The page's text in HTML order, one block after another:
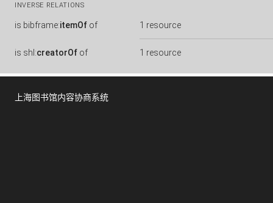
INVERSE RELATIONS
is bibframe:itemOf of 1 resource
is shl:creatorOf of 1 resource
上海图书馆内容协商系统